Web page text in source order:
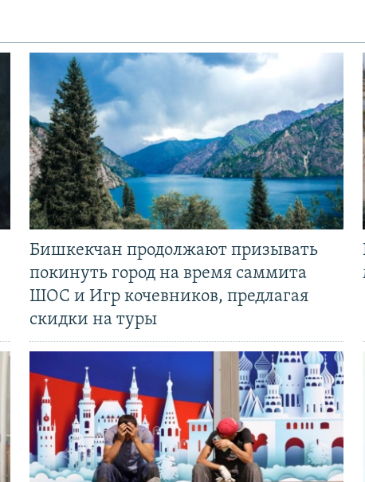
Бишкекчан продолжают призывать
покинуть город на время саммита
ШОС и Игр кочевников, предлагая
скидки на туры